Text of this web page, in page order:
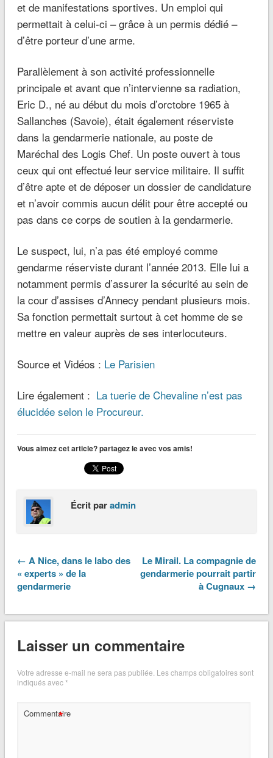
et de manifestations sportives. Un emploi qui
permettait à celui-ci – grâce à un permis dédié –
d’être porteur d’une arme.
Parallèlement à son activité professionnelle
principale et avant que n’intervienne sa radiation,
Eric D., né au début du mois d’orctobre 1965 à
Sallanches (Savoie), était également réserviste
dans la gendarmerie nationale, au poste de
Maréchal des Logis Chef. Un poste ouvert à tous
ceux qui ont effectué leur service militaire. Il suffit
d’être apte et de déposer un dossier de candidature
et n’avoir commis aucun délit pour être accepté ou
pas dans ce corps de soutien à la gendarmerie.
Le suspect, lui, n’a pas été employé comme
gendarme réserviste durant l’année 2013. Elle lui a
notamment permis d’assurer la sécurité au sein de
la cour d’assises d’Annecy pendant plusieurs mois.
Sa fonction permettait surtout à cet homme de se
mettre en valeur auprès de ses interlocuteurs.
Source et Vidéos : Le Parisien
Lire également : La tuerie de Chevaline n’est pas
élucidée selon le Procureur.
Vous aimez cet article? partagez le avec vos amis!
Écrit paradmin
← A Nice, dans le labo des
« experts » de la
gendarmerie
Le Mirail. La compagnie de
gendarmerie pourrait partir
à Cugnaux →
Laisser un commentaire
Votre adresse e-mail ne sera pas publiée. Les champs obligatoires sont
indiqués avec*
Commentaire
*